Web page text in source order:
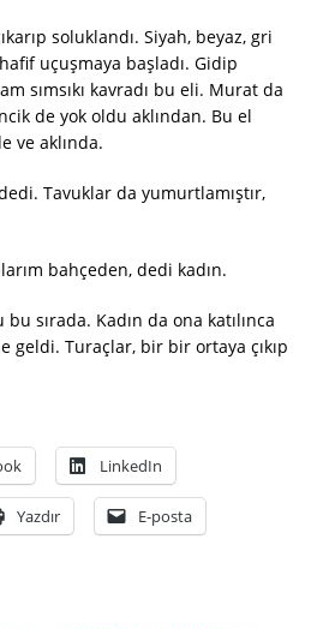
soluklandı. Siyah, beyaz, gri
uçuşmaya başladı. Gidip
sımsıkı kavradı bu eli. Murat da
de yok oldu aklından. Bu el
ve aklında.
dedi. Tavuklar da yumurtlamıştır,
bahçeden, dedi kadın.
sırada. Kadın da ona katılınca
geldi. Turaçlar, bir bir ortaya çıkıp
LinkedIn
Yazdır E-posta